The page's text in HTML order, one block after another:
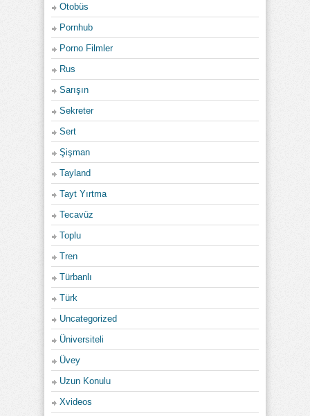
Otobüs
Pornhub
Porno Filmler
Rus
Sarışın
Sekreter
Sert
Şişman
Tayland
Tayt Yırtma
Tecavüz
Toplu
Tren
Türbanlı
Türk
Uncategorized
Üniversiteli
Üvey
Uzun Konulu
Xvideos